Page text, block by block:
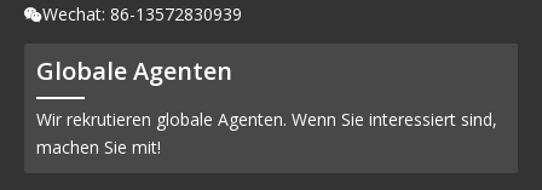
Wechat: 86-13572830939
Globale Agenten
Wir rekrutieren globale Agenten. Wenn Sie interessiert sind,
machen Sie mit!